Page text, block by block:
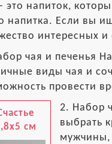
это напиток,
напитка. Если вы
интересных
чая и печенья
виды чая и
провести
см
2. Набор
выбрать
мужчины,